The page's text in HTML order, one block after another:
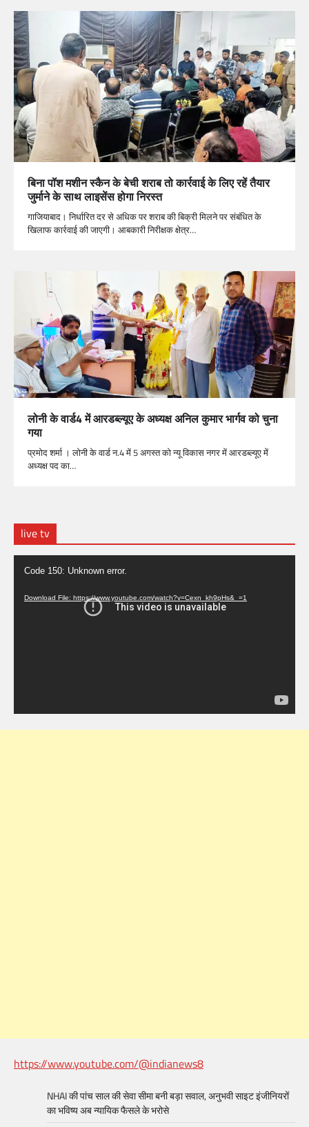
बिना पॉश मशीन स्कैन के बेची शराब तो कार्रवाई के लिए रहें तैयार
जुर्माने के साथ लाइसेंस होगा निरस्त
गाजियाबाद। निर्धारित दर से अधिक पर शराब की बिक्री मिलने पर संबंधित के
खिलाफ कार्रवाई की जाएगी। आबकारी निरीक्षक क्षेत्र…
लोनी के वार्ड4 में आरडब्ल्यूए के अध्यक्ष अनिल कुमार भार्गव को चुना
गया
प्रमोद शर्मा । लोनी के वार्ड न.4 में 5 अगस्त को न्यू विकास नगर में आरडब्ल्यूए में
अध्यक्ष पद का…
live tv
Video
Player
Code 150: Unknown error.
Download File: https://www.youtube.com/watch?v=Cexn_kh9pHs&_=1
https://www.youtube.com/@indianews8
NHAI की पांच साल की सेवा सीमा बनी बड़ा सवाल, अनुभवी साइट इंजीनियरों
का भविष्य अब न्यायिक फैसले के भरोसे